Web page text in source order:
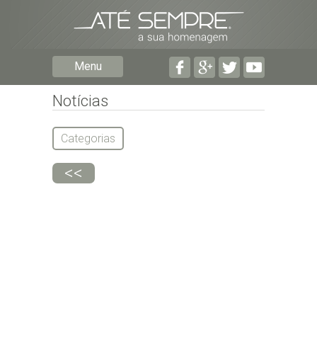
Menu
Notícias
Categorias
<<
Preencha o formulário seguinte para ser
Preencha os seguintes campos com a
pormenorizada possível: